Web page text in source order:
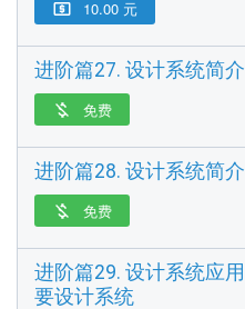
 10.00 元
进阶篇27. 设计系统简介
 免费
进阶篇28. 设计系统简介
 免费
进阶篇29. 设计系统应
要设计系统